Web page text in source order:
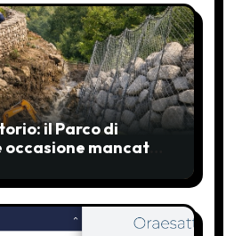
il Parco di
mancata